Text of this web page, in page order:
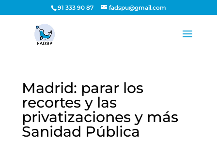
91 333 90 87 fadspu@gmail.com
Madrid: parar los
recortes y las
privatizaciones y más
Sanidad Pública